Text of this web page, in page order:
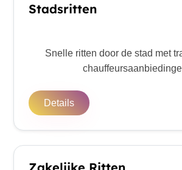
Stadsritten
Snelle ritten door de stad met
Details